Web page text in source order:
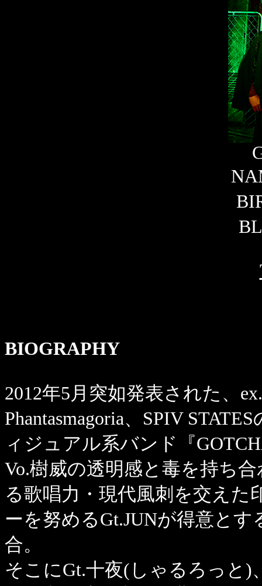
BIOGRAPHY
2012年5月突如発表された、
Phantasmagoria、SPIV
ィジュアル系バンド『
Vo.樹威の透明感と毒を持ち
る歌唱力・現代風刺を交えた
ーを努めるGt.JUNが得意と
合。
そこにGt.十夜(しゃるろっと)